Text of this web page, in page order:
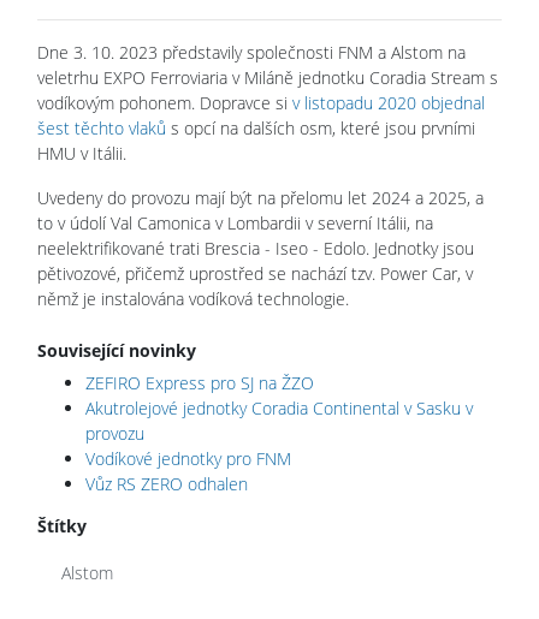
Dne 3. 10. 2023 představily společnosti FNM a Alstom na
veletrhu EXPO Ferroviaria v Miláně jednotku Coradia Stream s
vodíkovým pohonem. Dopravce si v listopadu 2020 objednal
šest těchto vlaků s opcí na dalších osm, které jsou prvními
HMU v Itálii.
Uvedeny do provozu mají být na přelomu let 2024 a 2025, a
to v údolí Val Camonica v Lombardii v severní Itálii, na
neelektrifikované trati Brescia - Iseo - Edolo. Jednotky jsou
pětivozové, přičemž uprostřed se nachází tzv. Power Car, v
němž je instalována vodíková technologie.
Související novinky
ZEFIRO Express pro SJ na ŽZO
Akutrolejové jednotky Coradia Continental v Sasku v
provozu
Vodíkové jednotky pro FNM
Vůz RS ZERO odhalen
Štítky
Alstom